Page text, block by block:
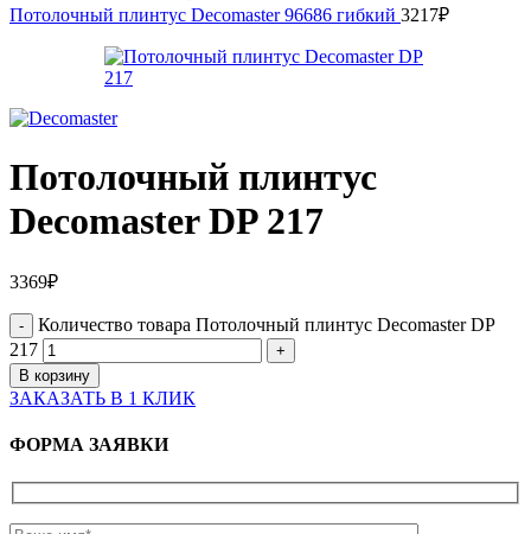
Потолочный плинтус Decomaster 96686 гибкий 3217₽
Потолочный плинтус
Decomaster DP 217
3369₽
Количество товара Потолочный плинтус Decomaster DP
217
В корзину
ЗАКАЗАТЬ В 1 КЛИК
ФОРМА ЗАЯВКИ